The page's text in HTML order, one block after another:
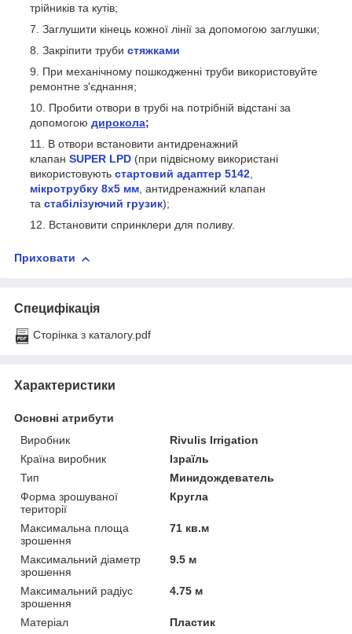
трійників та кутів;
Заглушити кінець кожної лінії за допомогою заглушки;
Закріпити труби стяжками
При механічному пошкодженні труби використовуйте
ремонтне з'єднання;
Пробити отвори в трубі на потрібній відстані за
допомогою дирокола;
В отвори встановити антидренажний
клапан SUPER LPD (при підвісному використані
використовують стартовий адаптер 5142,
мікротрубку 8х5 мм, антидренажний клапан
та стабілізуючий грузик);
Встановити спринклери для поливу.
Приховати
Специфікація
Сторінка з каталогу.pdf
Характеристики
Основні атрибути
Виробник
Rivulis Irrigation
Країна виробник
Ізраїль
Тип
Минидождеватель
Форма зрошуваної
території
Кругла
Максимальна площа
зрошення
71 кв.м
Максимальний діаметр
зрошення
9.5 м
Максимальний радіус
зрошення
4.75 м
Матеріал
Пластик